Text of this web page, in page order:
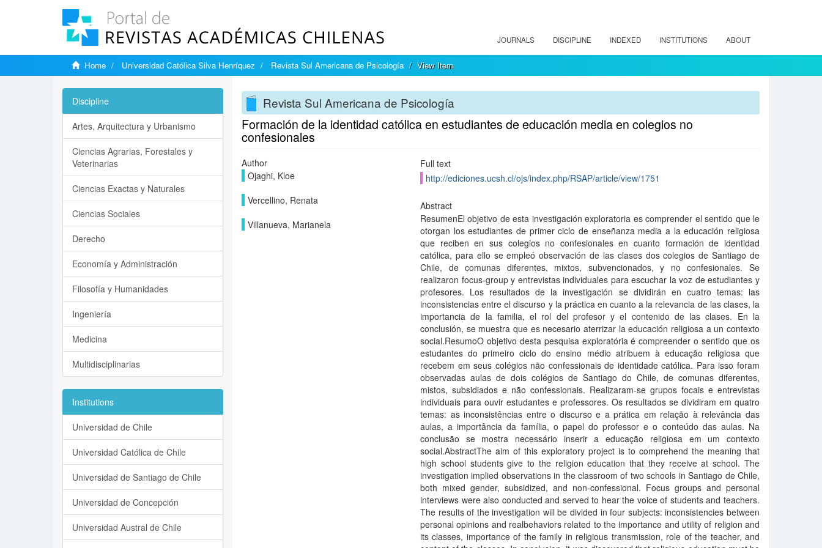
JOURNALS DISCIPLINE INDEXED INSTITUTIONS ABOUT
Home Universidad Católica Silva Henríquez Revista Sul Americana de Psicología View Item
Revista Sul Americana de Psicología
Formación de la identidad católica en estudiantes de educación media en colegios no
confesionales
Author
Ojaghi, Kloe
Vercellino, Renata
Villanueva, Marianela
Full text
http://ediciones.ucsh.cl/ojs/index.php/RSAP/article/view/1751
Abstract
ResumenEl objetivo de esta investigación exploratoria es comprender el sentido que le
otorgan los estudiantes de primer ciclo de enseñanza media a la educación religiosa
que reciben en sus colegios no confesionales en cuanto formación de identidad
católica, para ello se empleó observación de las clases dos colegios de Santiago de
Chile, de comunas diferentes, mixtos, subvencionados, y no confesionales. Se
realizaron focus-group y entrevistas individuales para escuchar la voz de estudiantes y
profesores. Los resultados de la investigación se dividirán en cuatro temas: las
inconsistencias entre el discurso y la práctica en cuanto a la relevancia de las clases, la
importancia de la familia, el rol del profesor y el contenido de las clases. En la
conclusión, se muestra que es necesario aterrizar la educación religiosa a un contexto
social.ResumoO objetivo desta pesquisa exploratória é compreender o sentido que os
estudantes do primeiro ciclo do ensino médio atribuem à educação religiosa que
recebem em seus colégios não confessionais de identidade católica. Para isso foram
observadas aulas de dois colégios de Santiago do Chile, de comunas diferentes,
mistos, subsidiados e não confessionais. Realizaram-se grupos focais e entrevistas
individuais para ouvir estudantes e professores. Os resultados se dividiram em quatro
temas: as inconsistências entre o discurso e a prática em relação à relevância das
aulas, a importância da família, o papel do professor e o conteúdo das aulas. Na
conclusão se mostra necessário inserir a educação religiosa em um contexto
social.AbstractThe aim of this exploratory project is to comprehend the meaning that
high school students give to the religion education that they receive at school. The
investigation implied observations in the classroom of two schools in Santiago de Chile,
both mixed gender, subsidized, and non-confessional. Focus groups and personal
interviews were also conducted and served to hear the voice of students and teachers.
The results of the investigation will be divided in four subjects: inconsistencies between
personal opinions and realbehaviors related to the importance and utility of religion and
its classes, importance of the family in religious transmission, role of the teacher, and
Discipline
Artes, Arquitectura y Urbanismo
Ciencias Agrarias, Forestales y
Veterinarias
Ciencias Exactas y Naturales
Ciencias Sociales
Derecho
Economía y Administración
Filosofía y Humanidades
Ingeniería
Medicina
Multidisciplinarias
Institutions
Universidad de Chile
Universidad Católica de Chile
Universidad de Santiago de Chile
Universidad de Concepción
Universidad Austral de Chile